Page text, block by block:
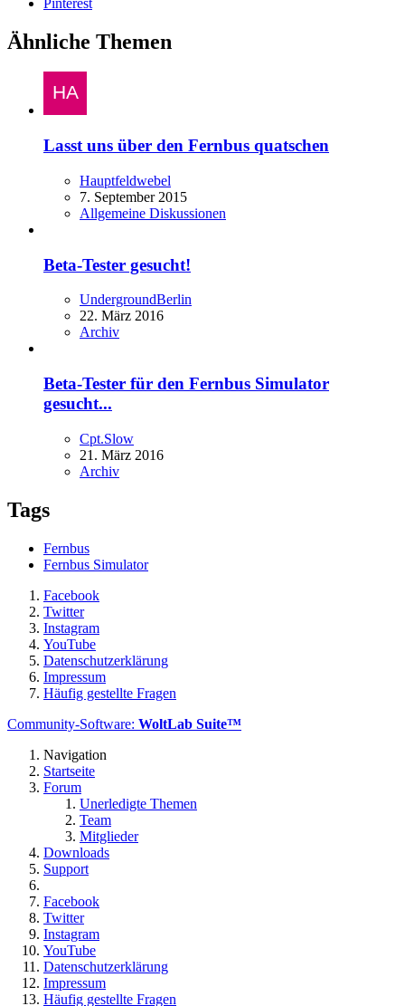
Ähnliche Themen
Lasst uns über den Fernbus quatschen
Hauptfeldwebel
7. September 2015
Allgemeine Diskussionen
Beta-Tester gesucht!
UndergroundBerlin
22. März 2016
Archiv
Beta-Tester für den Fernbus Simulator
gesucht...
Cpt.Slow
21. März 2016
Archiv
Tags
Fernbus
Fernbus Simulator
Facebook
Twitter
Instagram
YouTube
Datenschutzerklärung
Impressum
Häufig gestellte Fragen
Community-Software: WoltLab Suite™
Navigation
Startseite
Forum
Unerledigte Themen
Team
Mitglieder
Downloads
Support
Facebook
Twitter
Instagram
YouTube
Datenschutzerklärung
Impressum
Häufig gestellte Fragen